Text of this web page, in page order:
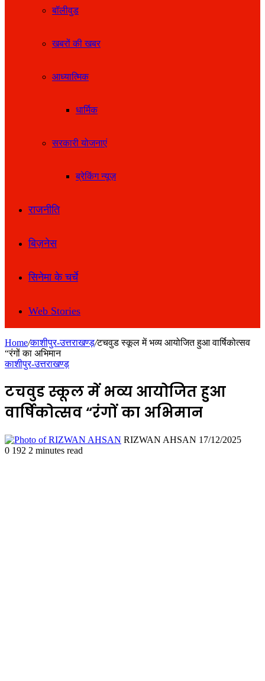
बॉलीवुड
खबरों की खबर
आध्यात्मिक
धार्मिक
सरकारी योजनाएं
ब्रेकिंग न्यूज़
राजनीति
बिज़नेस
सिनेमा के चर्चे
Web Stories
Home/काशीपुर-उत्तराखण्ड़/टचवुड स्कूल में भव्य आयोजित हुआ वार्षिकोत्सव
“रंगों का अभिमान
काशीपुर-उत्तराखण्ड़
टचवुड स्कूल में भव्य आयोजित हुआ
वार्षिकोत्सव “रंगों का अभिमान
RIZWAN AHSAN Send
17/12/2025
0 192 2 minutes read